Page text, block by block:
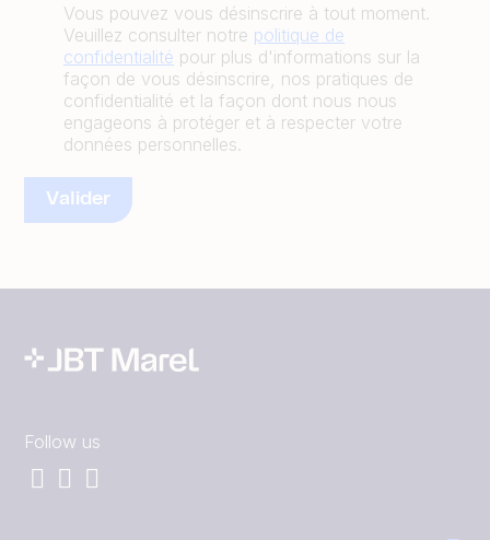
Vous pouvez vous désinscrire à tout moment.
Veuillez consulter notre politique de
confidentialité pour plus d'informations sur la
façon de vous désinscrire, nos pratiques de
confidentialité et la façon dont nous nous
engageons à protéger et à respecter votre
données personnelles.
Follow us